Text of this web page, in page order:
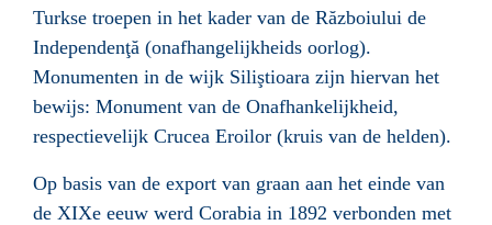
Turkse troepen in het kader van de Războiului de
Independenţă (onafhangelijkheids oorlog).
Monumenten in de wijk Siliştioara zijn hiervan het
bewijs: Monument van de Onafhankelijkheid,
respectievelijk Crucea Eroilor (kruis van de helden).
Op basis van de export van graan aan het einde van
de XIXe eeuw werd Corabia in 1892 verbonden met